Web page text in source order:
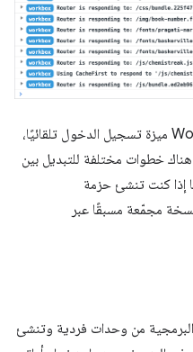
تُفعِّل الإصدارات التطويرية من Workbox ميزة تسجيل الدخول تلقائيًا،
هناك خطوات مختلفة للتبديل بين
إذا كنت تنشئ حزمة
البرمجية من وحدات فردية وتنشئ